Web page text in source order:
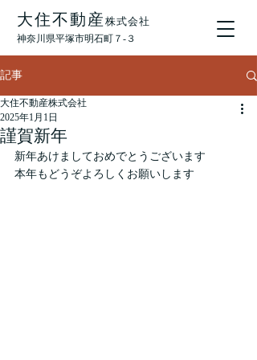
大住不動産株式会社
神奈川県平塚市明石町７‐３
記事
謹賀新年
大住不動産株式会社
2025年1月1日
新年あけましておめでとうございます
本年もどうぞよろしくお願いします